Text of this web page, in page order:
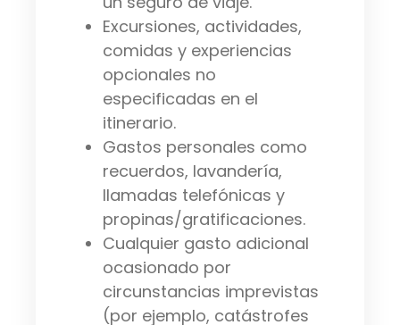
Excursiones, actividades,
comidas y experiencias
opcionales no
especificadas en el
itinerario.
Gastos personales como
recuerdos, lavandería,
llamadas telefónicas y
propinas/gratificaciones.
Cualquier gasto adicional
ocasionado por
circunstancias imprevistas
(por ejemplo, catástrofes